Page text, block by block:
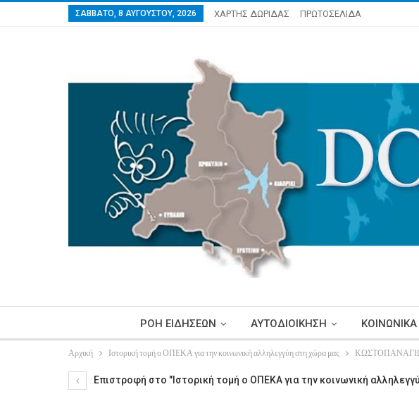
ΣΆΒΒΑΤΟ, 8 ΑΥΓΟΎΣΤΟΥ, 2026 ΧΑΡΤΗΣ ΔΩΡΙΔΑΣ ΠΡΩΤΟΣΕΛΙΔΑ
ΡΟΗ ΕΙΔΗΣΕΩΝ ΑΥΤΟΔΙΟΙΚΗΣΗ ΚΟΙΝΩΝΙΚΑ
Αρχική Ιστορική τομή ο ΟΠΕΚΑ για την κοινωνική αλληλεγγύη στη χώρα μας
Επιστροφή στο "Ιστορική τομή ο ΟΠΕΚΑ για την κοινωνική